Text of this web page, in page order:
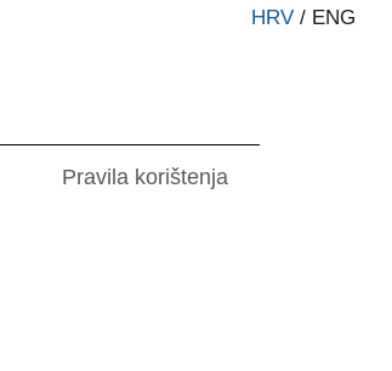
HRV / ENG
Pravila korištenja